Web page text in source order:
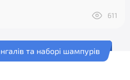
611
та наборі шампурів